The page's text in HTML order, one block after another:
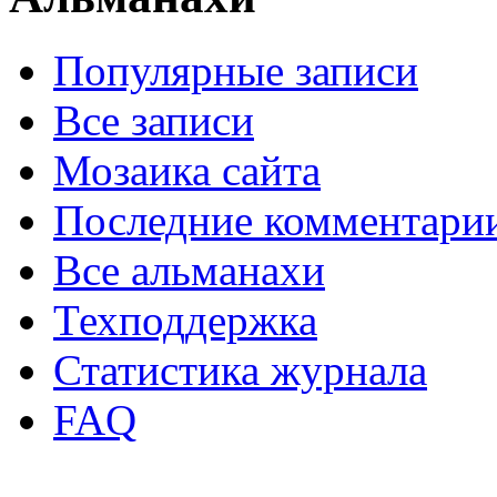
Популярные записи
Все записи
Мозаика сайта
Последние
Все альманахи
Техподдержка
Статистика журнала
FAQ